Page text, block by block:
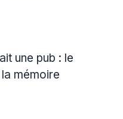
une pub : le
mémoire